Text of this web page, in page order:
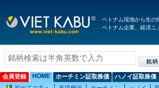
ベトナム現地から生の
ベトナム企業、経済ニ
会員登録
HOME ホーチミン証取株価 ハノイ証取株価